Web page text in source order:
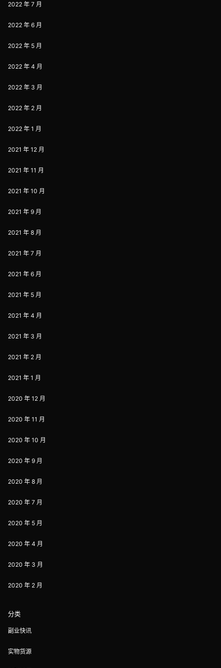
2022 年 7 月
2022 年 6 月
2022 年 5 月
2022 年 4 月
2022 年 3 月
2022 年 2 月
2022 年 1 月
2021 年 12 月
2021 年 11 月
2021 年 10 月
2021 年 9 月
2021 年 8 月
2021 年 7 月
2021 年 6 月
2021 年 5 月
2021 年 4 月
2021 年 3 月
2021 年 2 月
2021 年 1 月
2020 年 12 月
2020 年 11 月
2020 年 10 月
2020 年 9 月
2020 年 8 月
2020 年 7 月
2020 年 5 月
2020 年 4 月
2020 年 3 月
2020 年 2 月
分类
副业快讯
实物货源